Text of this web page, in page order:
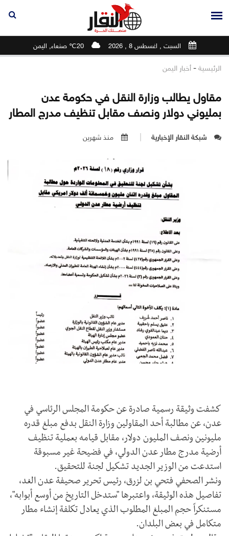
السبت , اغسطس 8 , 2026 20℃ صنعاء, اليمن
الرئيسية - أخبار اليمن
مقاول يطالب وزارة النقل في حكومة عدن
بمليوني دولار ونصف مقابل تنظيف مدرج المطار
شبكة النقار الإخبارية منذ شهرين
كشفت وثيقة رسمية صادرة عن حكومة المجلس الرئاسي في
عدن، عن مطالبة أحد المقاولين وزارة النقل بدفع مبلغ قدره
مليونين ونصف المليون دولار، مقابل قيامه بعملية تنظيف
أرضية مدرج مطار عدن الدولي، في فضيحة غير مسبوقة
استدعت من الوزير الجديد تشكيل لجنة للتحقيق.
ونشر الصحفي فتحي بن لزرق، رئيس تحرير صحيفة عدن الغد،
تفاصيل هذه الوثيقة، واعتبرها "ستدخل التاريخ من أوسع أبوابه"،
مستنكراً حجم المبلغ المطلوب الذي يعادل تكلفة إنشاء مطار
متكامل في بعض البلدان.